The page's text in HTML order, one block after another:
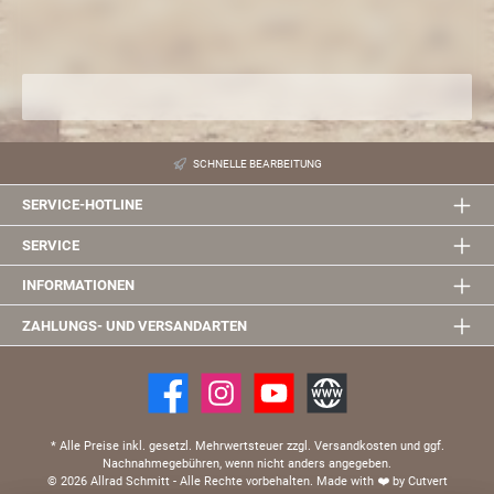
SCHNELLE BEARBEITUNG
SERVICE-HOTLINE
SERVICE
INFORMATIONEN
ZAHLUNGS- UND VERSANDARTEN
* Alle Preise inkl. gesetzl. Mehrwertsteuer zzgl. Versandkosten und ggf.
Nachnahmegebühren, wenn nicht anders angegeben.
© 2026 Allrad Schmitt - Alle Rechte vorbehalten. Made with ❤️by Cutvert